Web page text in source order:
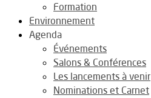
Formation
Environnement
Agenda
Événements
Salons & Conférences
Les lancements à venir
Nominations et Carnet